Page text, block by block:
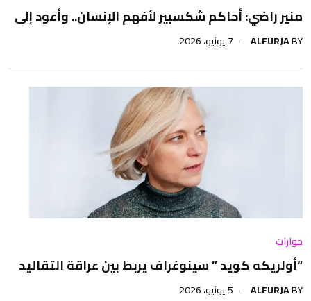
منير راضي: أحاكم شكسبير لأفهم الإنسان.. وأعود إلى
BY
ALFURJA 7 يونيو، 2026
حوارات
“أولريكه كويد ” سينوغراف يربط بين عراقة التقاليد
BY
ALFURJA 5 يونيو، 2026